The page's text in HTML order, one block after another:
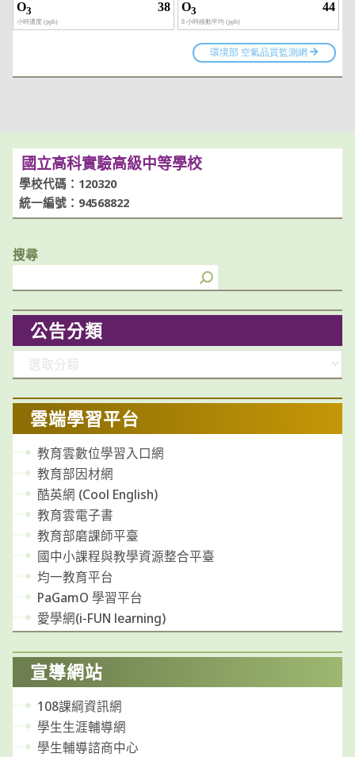
國立高科實驗高級中等學校
學校代碼：120320
統一編號：94568822
搜尋
公告分類
類
雲端學習平台
教育雲數位學習入口網
教育部因材網
酷英網 (Cool English)
教育雲電子書
教育部磨課師平臺
國中小課程與教學資源整合平臺
均一教育平台
PaGamO 學習平台
愛學網(i-FUN learning)
宣導網站
108課綱資訊網
學生生涯輔導網
學生輔導諮商中心